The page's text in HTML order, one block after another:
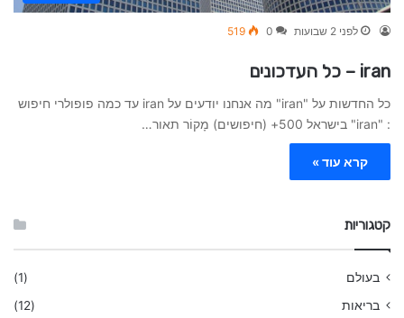
לפני 2 שבועות 0
519
iran – כל העדכונים
כל החדשות על "iran" מה אנחנו יודעים על iran עד כמה פופולרי חיפוש
: "iran" בישראל 500+ (חיפושים) מָקוֹר תאור…
קרא עוד »
קטגוריות
בעולם
(1)
בריאות
(12)